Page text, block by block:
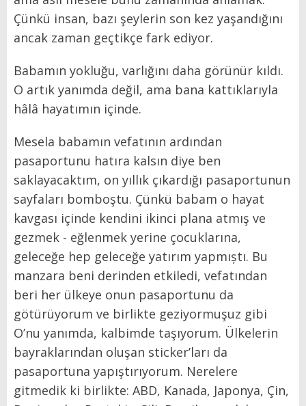
Çünkü insan, bazı şeylerin son kez yaşandığını
ancak zaman geçtikçe fark ediyor.
Babamın yokluğu, varlığını daha görünür kıldı.
O artık yanımda değil, ama bana kattıklarıyla
hâlâ hayatımın içinde.
Mesela babamın vefatının ardından
pasaportunu hatıra kalsın diye ben
saklayacaktım, on yıllık çıkardığı pasaportunun
sayfaları bomboştu. Çünkü babam o hayat
kavgası içinde kendini ikinci plana atmış ve
gezmek - eğlenmek yerine çocuklarına,
geleceğe hep geleceğe yatırım yapmıștı. Bu
manzara beni derinden etkiledi, vefatından
beri her ülkeye onun pasaportunu da
götürüyorum ve birlikte geziyormuşuz gibi
O’nu yanımda, kalbimde taşıyorum. Ülkelerin
bayraklarından oluşan sticker’ları da
pasaportuna yapıştırıyorum. Nerelere
gitmedik ki birlikte: ABD, Kanada, Japonya, Çin,